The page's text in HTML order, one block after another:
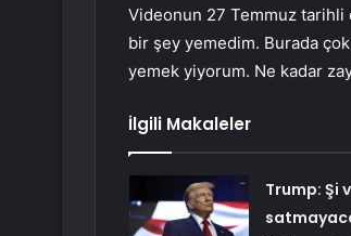
Videonun 27 Temmuz
bir şey yemedim. Burada
yemek yiyorum. Ne kadar
İlgili Makaleler
Trump: Şi